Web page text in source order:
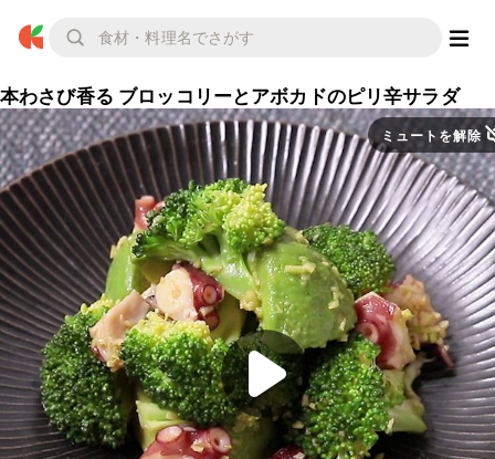
本わさび香る ブロッコリーとアボカドのピリ辛サラダ
ミュートを解除